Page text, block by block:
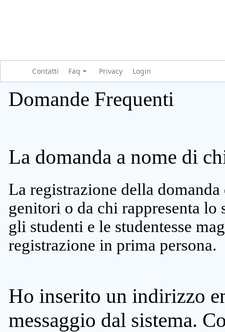
Contatti Faq Privacy Login
Domande Frequenti
La domanda a nome di
La registrazione della
genitori o da chi rappresenta lo
gli studenti e le studentesse
registrazione in prima persona.
Ho inserito un indirizzo
messaggio dal sistema.